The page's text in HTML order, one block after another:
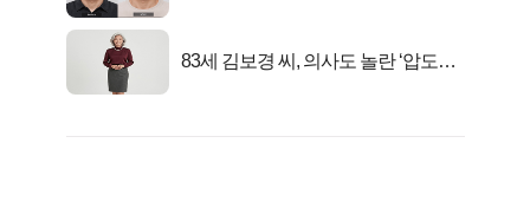
83세 김보경 씨, 의사도 놀란 ‘압도적